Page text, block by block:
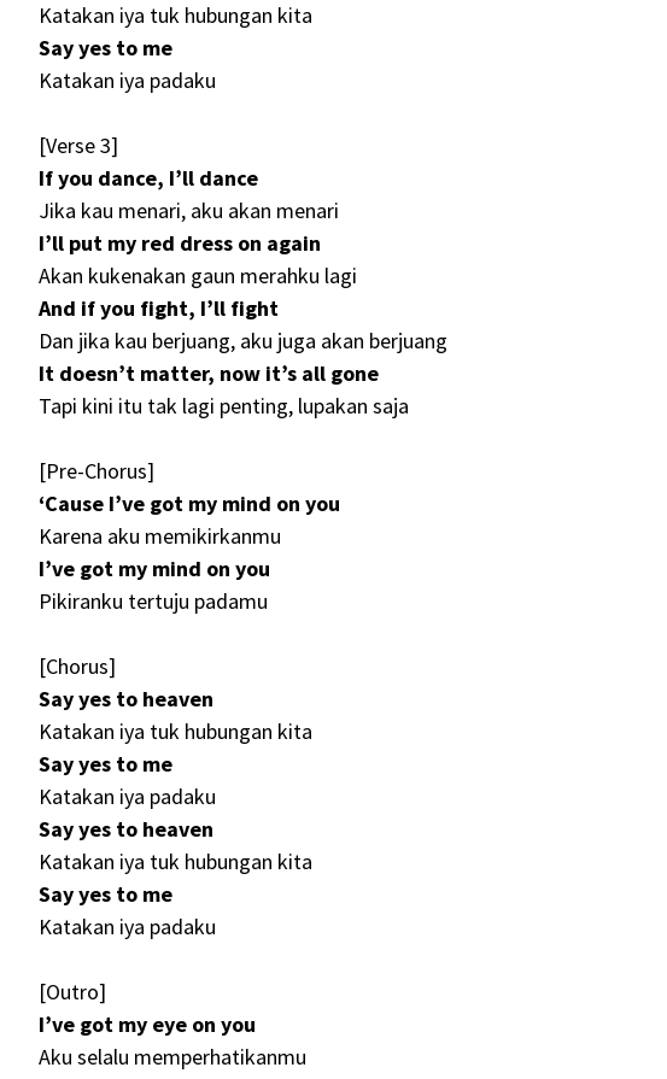
Katakan iya tuk hubungan kita
Say yes to me
Katakan iya padaku
[Verse 3]
If you dance, I’ll dance
Jika kau menari, aku akan menari
I’ll put my red dress on again
Akan kukenakan gaun merahku lagi
And if you fight, I’ll fight
Dan jika kau berjuang, aku juga akan berjuang
It doesn’t matter, now it’s all gone
Tapi kini itu tak lagi penting, lupakan saja
[Pre-Chorus]
‘Cause I’ve got my mind on you
Karena aku memikirkanmu
I’ve got my mind on you
Pikiranku tertuju padamu
[Chorus]
Say yes to heaven
Katakan iya tuk hubungan kita
Say yes to me
Katakan iya padaku
Say yes to heaven
Katakan iya tuk hubungan kita
Say yes to me
Katakan iya padaku
[Outro]
I’ve got my eye on you
Aku selalu memperhatikanmu